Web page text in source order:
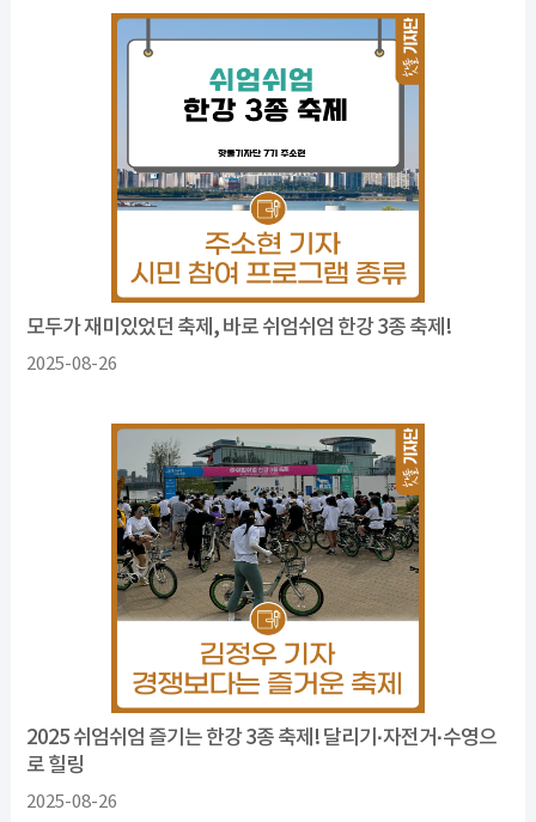
모두가 재미있었던 축제, 바로 쉬엄쉬엄 한강 3종 축제!
2025-08-26
2025 쉬엄쉬엄 즐기는 한강 3종 축제! 달리기·자전거·수영으
로 힐링
2025-08-26